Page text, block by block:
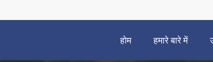
होम हमारे बारे में